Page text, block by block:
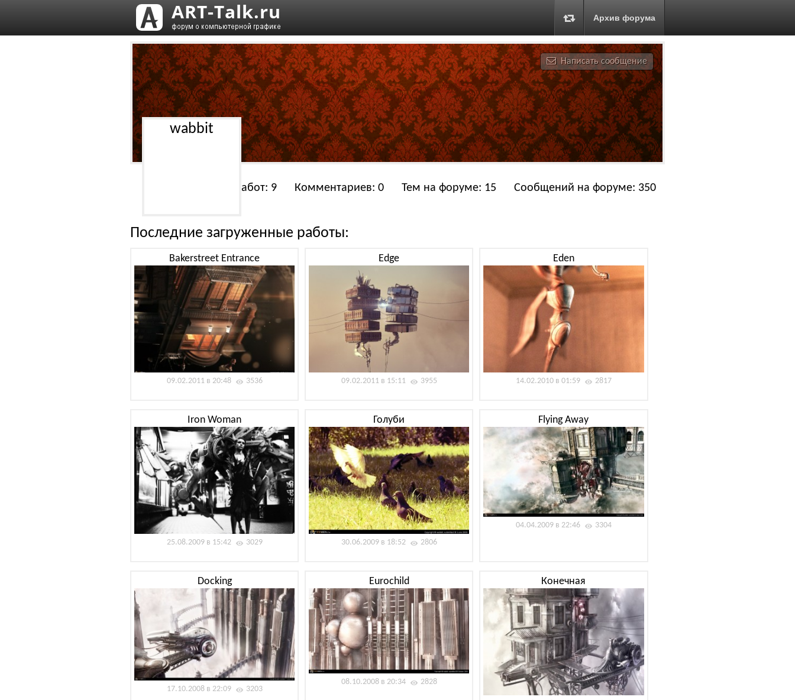
Архив форума
Написать сообщение
wabbit
Работ: 9 Комментариев: 0 Тем на форуме: 15 Сообщений на форуме: 350
Последние загруженные работы:
Bakerstreet Entrance
09.02.2011 в 20:48 3536
Edge
09.02.2011 в 15:11 3955
Eden
14.02.2010 в 01:59 2817
Iron Woman
25.08.2009 в 15:42 3029
Голуби
30.06.2009 в 18:52 2806
Flying Away
04.04.2009 в 22:46 3304
Docking
17.10.2008 в 22:09 3203
Eurochild
08.10.2008 в 20:34 2828
Конечная